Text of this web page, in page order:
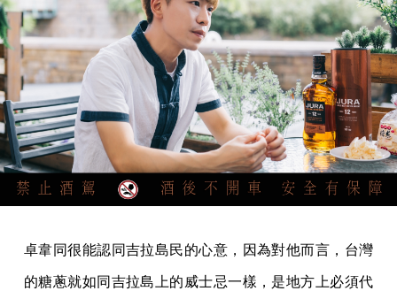
卓韋同很能認同吉拉島民的心意，因為對他而言，台灣
的糖蔥就如同吉拉島上的威士忌一樣，是地方上必須代